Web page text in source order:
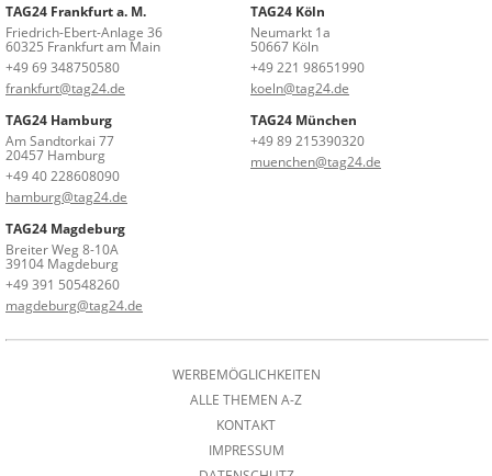
TAG24 Frankfurt a. M.
Friedrich-Ebert-Anlage 36
60325 Frankfurt am Main
+49 69 348750580
frankfurt@tag24.de
TAG24 Köln
Neumarkt 1a
50667 Köln
+49 221 98651990
koeln@tag24.de
TAG24 Hamburg
Am Sandtorkai 77
20457 Hamburg
+49 40 228608090
hamburg@tag24.de
TAG24 München
+49 89 215390320
muenchen@tag24.de
TAG24 Magdeburg
Breiter Weg 8-10A
39104 Magdeburg
+49 391 50548260
magdeburg@tag24.de
WERBEMÖGLICHKEITEN
ALLE THEMEN A-Z
KONTAKT
IMPRESSUM